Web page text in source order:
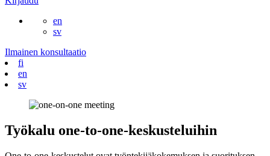
en
sv
Ilmainen konsultaatio
fi
en
sv
Työkalu one-to-one-keskusteluihin